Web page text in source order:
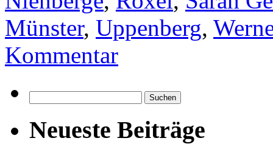
Münster, Uppenberg,
Kommentar
nach:
Neueste Beiträge